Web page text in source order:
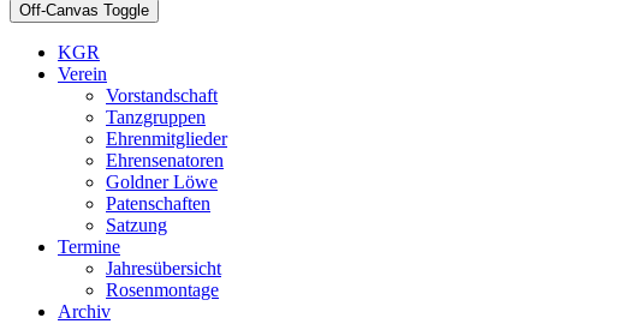
Off-Canvas Toggle
KGR
Verein
Vorstandschaft
Tanzgruppen
Ehrenmitglieder
Ehrensenatoren
Goldner Löwe
Patenschaften
Satzung
Termine
Jahresübersicht
Rosenmontage
Archiv